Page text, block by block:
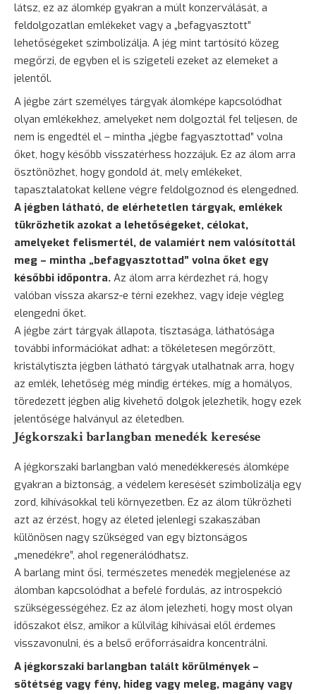
látsz, ez az álomkép gyakran a múlt konzerválását, a
feldolgozatlan emlékeket vagy a „befagyasztott”
lehetőségeket szimbolizálja. A jég mint tartósító közeg
megőrzi, de egyben el is szigeteli ezeket az elemeket a
jelentől.
A jégbe zárt személyes tárgyak álomképe kapcsolódhat
olyan emlékekhez, amelyeket nem dolgoztál fel teljesen, de
nem is engedtél el – mintha „jégbe fagyasztottad” volna
őket, hogy később visszatérhess hozzájuk. Ez az álom arra
ösztönözhet, hogy gondold át, mely emlékeket,
tapasztalatokat kellene végre feldolgoznod és elengedned.
A jégben látható, de elérhetetlen tárgyak, emlékek
tükrözhetik azokat a lehetőségeket, célokat,
amelyeket felismertél, de valamiért nem valósítottál
meg – mintha „befagyasztottad” volna őket egy
későbbi időpontra. Az álom arra kérdezhet rá, hogy
valóban vissza akarsz-e térni ezekhez, vagy ideje végleg
elengedni őket.
A jégbe zárt tárgyak állapota, tisztasága, láthatósága
további információkat adhat: a tökéletesen megőrzött,
kristálytiszta jégben látható tárgyak utalhatnak arra, hogy
az emlék, lehetőség még mindig értékes, míg a homályos,
töredezett jégben alig kivehető dolgok jelezhetik, hogy ezek
jelentősége halványul az életedben.
Jégkorszaki barlangban menedék keresése
A jégkorszaki barlangban való menedékkeresés álomképe
gyakran a biztonság, a védelem keresését szimbolizálja egy
zord, kihívásokkal teli környezetben. Ez az álom tükrözheti
azt az érzést, hogy az életed jelenlegi szakaszában
különösen nagy szükséged van egy biztonságos
„menedékre”, ahol regenerálódhatsz.
A barlang mint ősi, természetes menedék megjelenése az
álomban kapcsolódhat a befelé fordulás, az introspekció
szükségességéhez. Ez az álom jelezheti, hogy most olyan
időszakot élsz, amikor a külvilág kihívásai elől érdemes
visszavonulni, és a belső erőforrásaidra koncentrálni.
A jégkorszaki barlangban talált körülmények –
sötétség vagy fény, hideg vagy meleg, magány vagy